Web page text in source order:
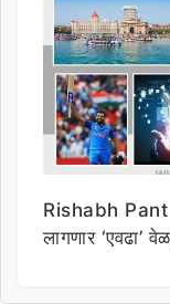
Rishabh Pant |
लागणार ‘एवढा’